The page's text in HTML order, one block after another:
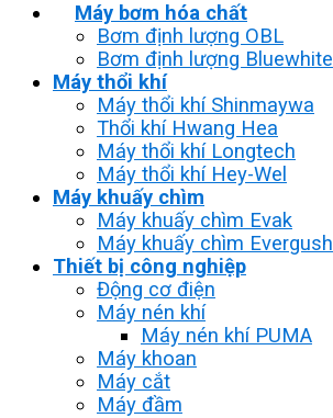
Máy bơm hóa chất
Bơm định lượng OBL
Bơm định lượng Bluewhite
Máy thổi khí
Máy thổi khí Shinmaywa
Thổi khí Hwang Hea
Máy thổi khí Longtech
Máy thổi khí Hey-Wel
Máy khuấy chìm
Máy khuấy chìm Evak
Máy khuấy chìm Evergush
Thiết bị công nghiệp
Động cơ điện
Máy nén khí
Máy nén khí PUMA
Máy khoan
Máy cắt
Máy đầm